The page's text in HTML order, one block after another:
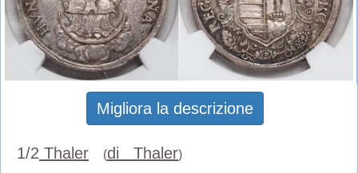
Migliora la descrizione
1/2 Thaler (di Thaler)